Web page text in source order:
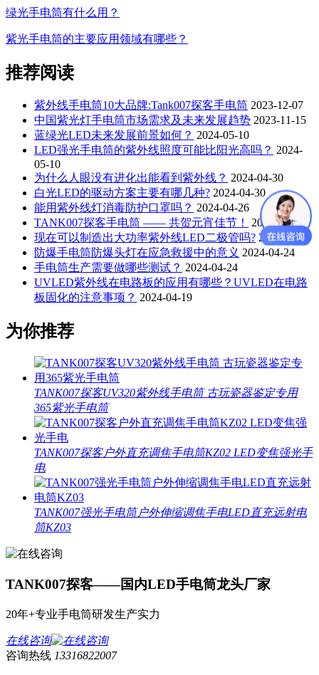
绿光手电筒有什么用？
紫光手电筒的主要应用领域有哪些？
推荐阅读
紫外线手电筒10大品牌:Tank007探客手电筒 2023-12-07
中国紫光灯手电筒市场需求及未来发展趋势 2023-11-15
蓝绿光LED未来发展前景如何？ 2024-05-10
LED强光手电筒的紫外线照度可能比阳光高吗？ 2024-
05-10
为什么人眼没有进化出能看到紫外线？ 2024-04-30
白光LED的驱动方案主要有哪几种? 2024-04-30
能用紫外线灯消毒防护口罩吗？ 2024-04-26
TANK007探客手电筒 —— 共贺元宵佳节！
2024-04-26
现在可以制造出大功率紫外线LED二极管吗? 2024-04-24
防爆手电筒防爆头灯在应急救援中的意义 2024-04-24
手电筒生产需要做哪些测试？ 2024-04-24
UVLED紫外线在电路板的应用有哪些？UVLED在电路
板固化的注意事项？ 2024-04-19
为你推荐
TANK007探客UV320紫外线手电筒 古玩瓷器鉴定专用
365紫光手电筒
TANK007探客户外直充调焦手电筒KZ02 LED变焦强光手
电
TANK007强光手电筒户外伸缩调焦手电LED直充远射电
筒KZ03
TANK007探客——国内LED手电筒龙头厂家
20年+专业手电筒研发生产实力
在线咨询
咨询热线 13316822007